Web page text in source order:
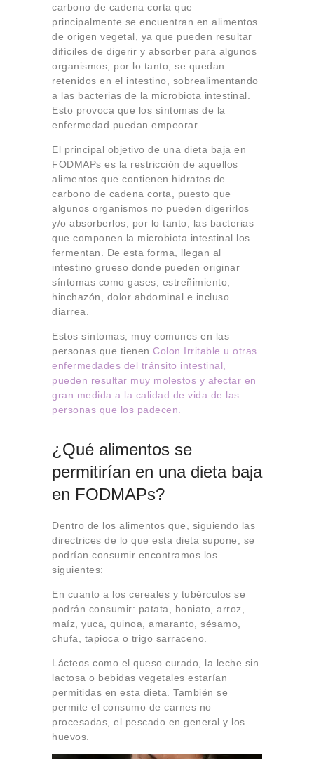
carbono de cadena corta que
principalmente se encuentran en alimentos
de origen vegetal, ya que pueden resultar
difíciles de digerir y absorber para algunos
organismos, por lo tanto, se quedan
retenidos en el intestino, sobrealimentando
a las bacterias de la microbiota intestinal.
Esto provoca que los síntomas de la
enfermedad puedan empeorar.
El principal objetivo de una dieta baja en
FODMAPs es la restricción de aquellos
alimentos que contienen hidratos de
carbono de cadena corta, puesto que
algunos organismos no pueden digerirlos
y/o absorberlos, por lo tanto, las bacterias
que componen la microbiota intestinal los
fermentan. De esta forma, llegan al
intestino grueso donde pueden originar
síntomas como gases, estreñimiento,
hinchazón, dolor abdominal e incluso
diarrea.
Estos síntomas, muy comunes en las
personas que tienen Colon Irritable u otras
enfermedades del tránsito intestinal,
pueden resultar muy molestos y afectar en
gran medida a la calidad de vida de las
personas que los padecen.
¿Qué alimentos se
permitirían en una dieta baja
en FODMAPs?
Dentro de los alimentos que, siguiendo las
directrices de lo que esta dieta supone, se
podrían consumir encontramos los
siguientes:
En cuanto a los cereales y tubérculos se
podrán consumir: patata, boniato, arroz,
maíz, yuca, quinoa, amaranto, sésamo,
chufa, tapioca o trigo sarraceno.
Lácteos como el queso curado, la leche sin
lactosa o bebidas vegetales estarían
permitidas en esta dieta. También se
permite el consumo de carnes no
procesadas, el pescado en general y los
huevos.